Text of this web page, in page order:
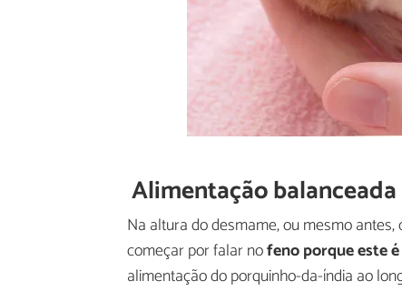
Alimentação
Na altura do desmame, ou mesmo
começar por falar nofeno porque este
alimentação do porquinho-da-índia ao